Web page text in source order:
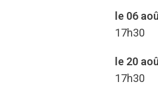
le 06
17h30
le 20
17h30